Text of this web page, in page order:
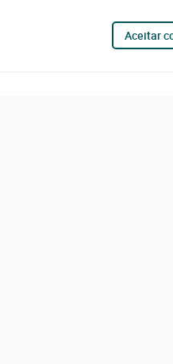
Aceitar